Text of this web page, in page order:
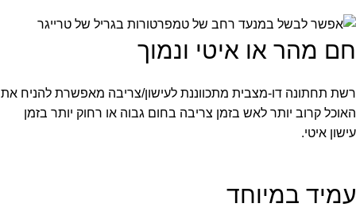
חם מהר או איטי ונמוך
רשת תחתונה דו-מצבית מתכווננת לעישון/צריבה מאפשרת להניח את
האוכל קרוב יותר לאש בזמן צריבה בחום גבוה או רחוק יותר בזמן
עישון איטי.
עמיד במיוחד